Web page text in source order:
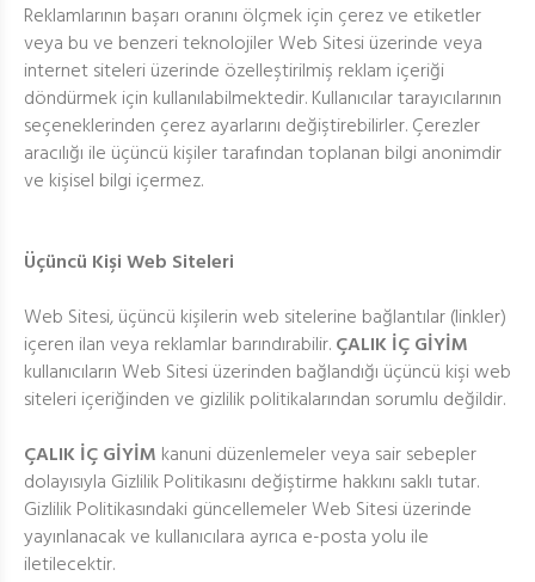
Reklamlarının başarı oranını ölçmek için çerez ve etiketler
veya bu ve benzeri teknolojiler Web Sitesi üzerinde veya
internet siteleri üzerinde özelleştirilmiş reklam içeriği
döndürmek için kullanılabilmektedir. Kullanıcılar tarayıcılarının
seçeneklerinden çerez ayarlarını değiştirebilirler. Çerezler
aracılığı ile üçüncü kişiler tarafından toplanan bilgi anonimdir
ve kişisel bilgi içermez.
Üçüncü Kişi Web Siteleri
Web Sitesi, üçüncü kişilerin web sitelerine bağlantılar (linkler)
içeren ilan veya reklamlar barındırabilir.ÇALIK İÇ GİYİM
kullanıcıların Web Sitesi üzerinden bağlandığı üçüncü kişi web
siteleri içeriğinden ve gizlilik politikalarından sorumlu değildir.
ÇALIK İÇ GİYİM kanuni düzenlemeler veya sair sebepler
dolayısıyla Gizlilik Politikasını değiştirme hakkını saklı tutar.
Gizlilik Politikasındaki güncellemeler Web Sitesi üzerinde
yayınlanacak ve kullanıcılara ayrıca e-posta yolu ile
iletilecektir.